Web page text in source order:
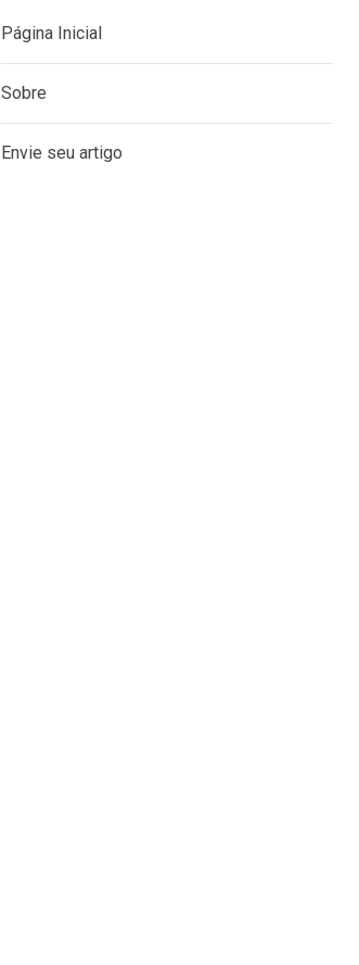
Página Inicial
Sobre
Envie seu artigo